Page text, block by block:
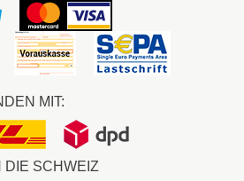
MIT:
DIE SCHWEIZ